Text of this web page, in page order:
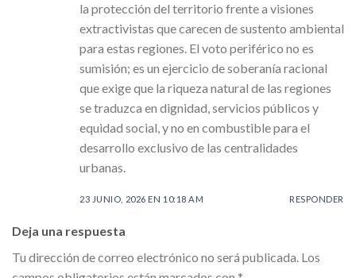
la protección del territorio frente a visiones
extractivistas que carecen de sustento ambiental
para estas regiones. El voto periférico no es
sumisión; es un ejercicio de soberanía racional
que exige que la riqueza natural de las regiones
se traduzca en dignidad, servicios públicos y
equidad social, y no en combustible para el
desarrollo exclusivo de las centralidades
urbanas.
23 JUNIO, 2026 EN 10:18 AM RESPONDER
Deja una respuesta
Tu dirección de correo electrónico no será publicada. Los